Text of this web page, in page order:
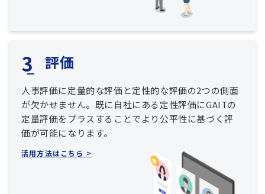
評価
人事評価に定量的な評価と定性的な評価の2つの側面
が欠かせません。既に自社にある定性評価にGAITの
定量評価をプラスすることでより公平性に基づく評
価が可能になります。
活用方法はこちら >